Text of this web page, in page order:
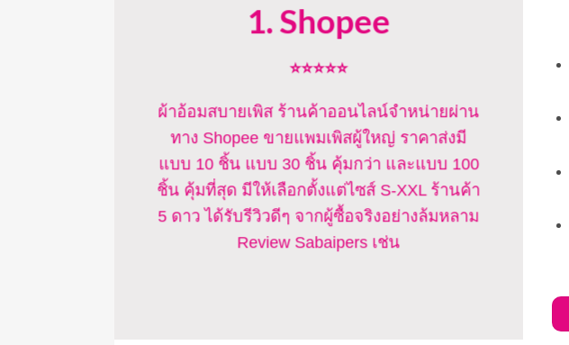
1. Shopee
⭐⭐⭐⭐⭐
ผ้าอ้อมสบายเพิส ร้านค้าออนไลน์จำหน่ายผ่าน
ทาง Shopee ขายแพมเพิสผู้ใหญ่ ราคาส่งมี
แบบ 10 ชิ้น แบบ 30 ชิ้น คุ้มกว่า และแบบ 100
ชิ้น คุ้มที่สุด มีให้เลือกตั้งแต่ไซส์ S-XXL ร้านค้า
5 ดาว ได้รับรีวิวดีๆ จากผู้ซื้อจริงอย่างล้มหลาม
Review Sabaipers เช่น